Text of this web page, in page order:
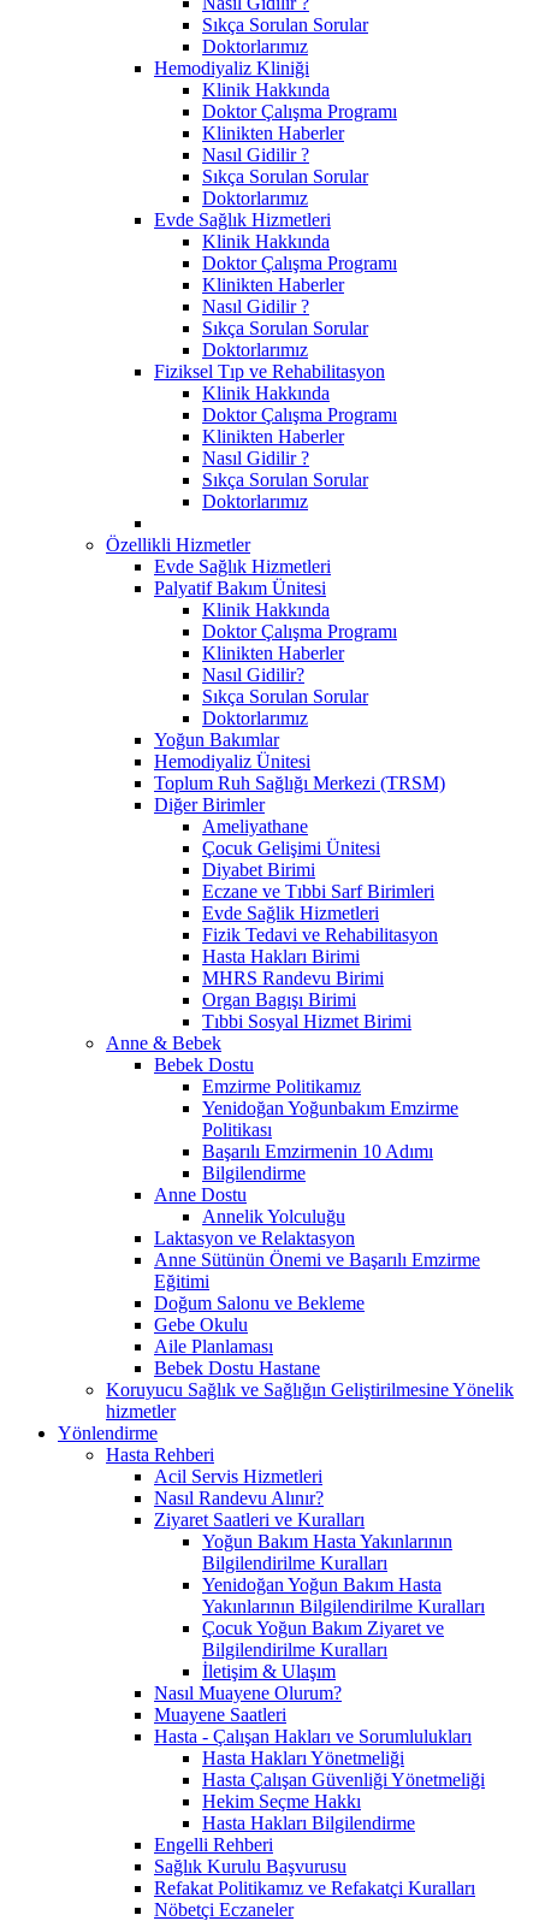
Sıkça Sorulan Sorular
Doktorlarımız
Hemodiyaliz Kliniği
Klinik Hakkında
Doktor Çalışma Programı
Klinikten Haberler
Nasıl Gidilir ?
Sıkça Sorulan Sorular
Doktorlarımız
Evde Sağlık Hizmetleri
Klinik Hakkında
Doktor Çalışma Programı
Klinikten Haberler
Nasıl Gidilir ?
Sıkça Sorulan Sorular
Doktorlarımız
Fiziksel Tıp ve Rehabilitasyon
Klinik Hakkında
Doktor Çalışma Programı
Klinikten Haberler
Nasıl Gidilir ?
Sıkça Sorulan Sorular
Doktorlarımız
Özellikli Hizmetler
Evde Sağlık Hizmetleri
Palyatif Bakım Ünitesi
Klinik Hakkında
Doktor Çalışma Programı
Klinikten Haberler
Nasıl Gidilir?
Sıkça Sorulan Sorular
Doktorlarımız
Yoğun Bakımlar
Hemodiyaliz Ünitesi
Toplum Ruh Sağlığı Merkezi (TRSM)
Diğer Birimler
Ameliyathane
Çocuk Gelişimi Ünitesi
Diyabet Birimi
Eczane ve Tıbbi Sarf Birimleri
Evde Sağlik Hizmetleri
Fizik Tedavi ve Rehabilitasyon
Hasta Hakları Birimi
MHRS Randevu Birimi
Organ Bagışı Birimi
Tıbbi Sosyal Hizmet Birimi
Anne & Bebek
Bebek Dostu
Emzirme Politikamız
Yenidoğan Yoğunbakım Emzirme
Politikası
Başarılı Emzirmenin 10 Adımı
Bilgilendirme
Anne Dostu
Annelik Yolculuğu
Laktasyon ve Relaktasyon
Anne Sütünün Önemi ve Başarılı Emzirme
Eğitimi
Doğum Salonu ve Bekleme
Gebe Okulu
Aile Planlaması
Bebek Dostu Hastane
Koruyucu Sağlık ve Sağlığın Geliştirilmesine Yönelik
hizmetler
Yönlendirme
Hasta Rehberi
Acil Servis Hizmetleri
Nasıl Randevu Alınır?
Ziyaret Saatleri ve Kuralları
Yoğun Bakım Hasta Yakınlarının
Bilgilendirilme Kuralları
Yenidoğan Yoğun Bakım Hasta
Yakınlarının Bilgilendirilme Kuralları
Çocuk Yoğun Bakım Ziyaret ve
Bilgilendirilme Kuralları
İletişim & Ulaşım
Nasıl Muayene Olurum?
Muayene Saatleri
Hasta - Çalışan Hakları ve Sorumlulukları
Hasta Hakları Yönetmeliği
Hasta Çalışan Güvenliği Yönetmeliği
Hekim Seçme Hakkı
Hasta Hakları Bilgilendirme
Engelli Rehberi
Sağlık Kurulu Başvurusu
Refakat Politikamız ve Refakatçi Kuralları
Nöbetçi Eczaneler